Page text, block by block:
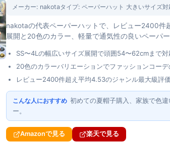
メーカー: nakotaタイプ: ペーパーハット 大きいサイズ対
nakotaの代表ペーパーハットで、レビュー2400
展開と20色のカラー、軽量で通気性の良いペーパ
SS〜4Lの幅広いサイズ展開で頭囲54〜62cmまで
20色のカラーバリエーションでファッションコー
レビュー2400件超え平均4.53のジャンル最大級評
こんな人におすすめ 初めての夏帽子購入、家族で色
ー。
Amazonで見る 楽天で見る